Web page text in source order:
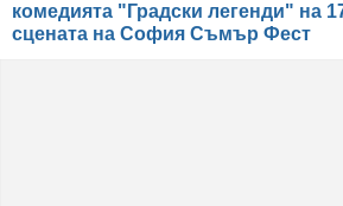
комедията "Градски легенди" на
сцената на София Съмър Фест